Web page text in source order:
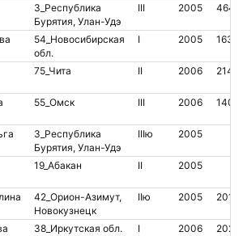
3_Республика
Бурятия, Улан-Удэ
III 2005
54_Новосибирская
обл.
I 2005
75_Чита II 2006
55_Омск III 2006
3_Республика
Бурятия, Улан-Удэ
IIIю 2005
19_Абакан II 2005
42_Орион-Азимут,
Новокузнецк
IIю 2005
38_Иркутская обл. I 2006